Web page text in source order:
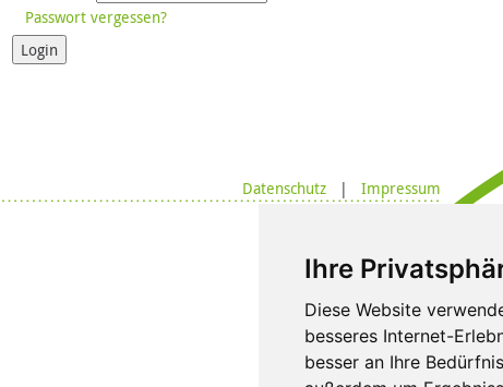
Ihre
Diese Website
besseres Internet-
besser an Ihre
Passwort vergessen?
Login
Datenschutz| Impressum